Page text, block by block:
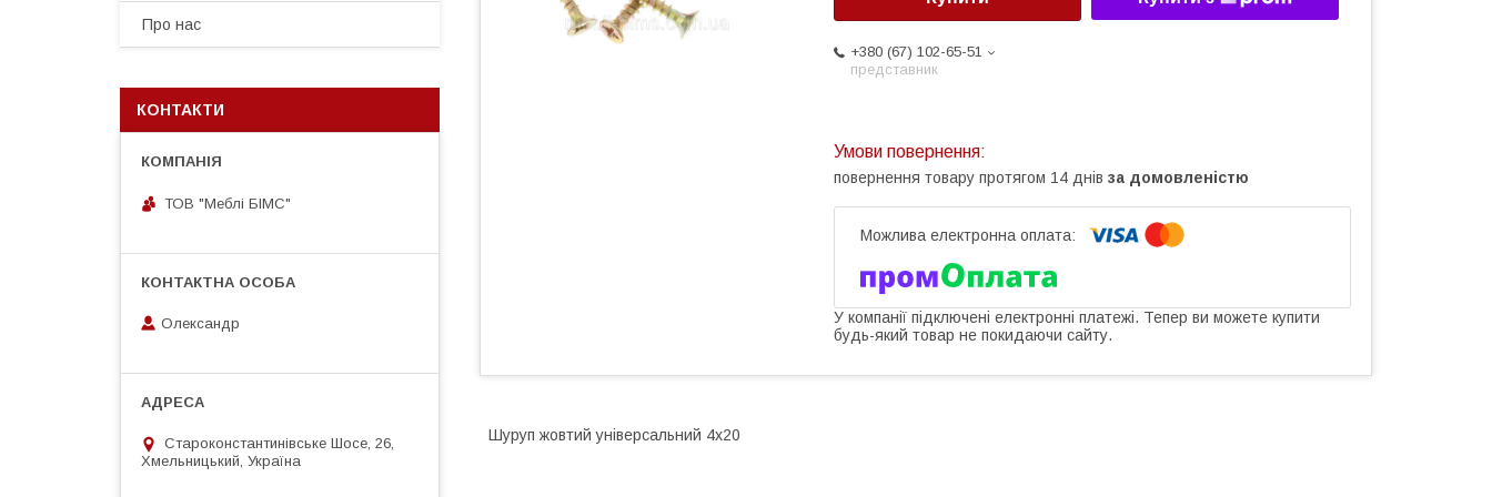
+380 (67) 102-65-51
представник
повернення товару протягом 14 днів за домовленістю
У компанії підключені електронні платежі. Тепер ви можете купити
будь-який товар не покидаючи сайту.
Шуруп жовтий універсальний 4х20
Про нас
КОНТАКТИ
ТОВ "Меблі БІМС"
Олександр
Староконстантинівське Шосе, 26,
Хмельницький, Україна